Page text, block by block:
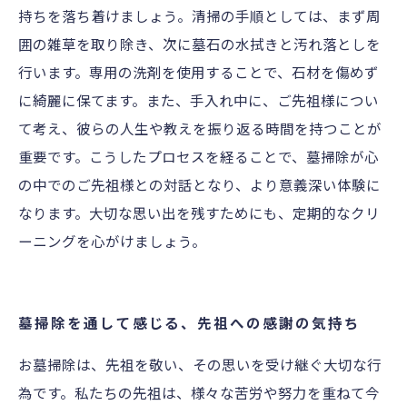
持ちを落ち着けましょう。清掃の手順としては、まず周
囲の雑草を取り除き、次に墓石の水拭きと汚れ落としを
行います。専用の洗剤を使用することで、石材を傷めず
に綺麗に保てます。また、手入れ中に、ご先祖様につい
て考え、彼らの人生や教えを振り返る時間を持つことが
重要です。こうしたプロセスを経ることで、墓掃除が心
の中でのご先祖様との対話となり、より意義深い体験に
なります。大切な思い出を残すためにも、定期的なクリ
ーニングを心がけましょう。
墓掃除を通して感じる、先祖への感謝の気持ち
お墓掃除は、先祖を敬い、その思いを受け継ぐ大切な行
為です。私たちの先祖は、様々な苦労や努力を重ねて今